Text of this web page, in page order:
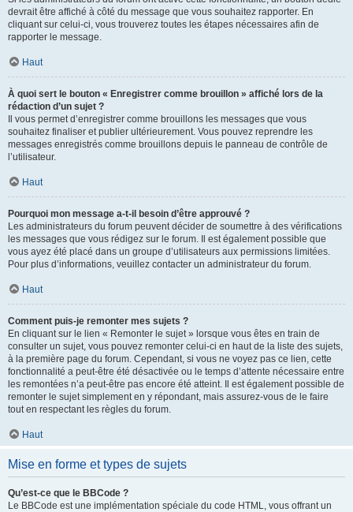
devrait être affiché à côté du message que vous souhaitez rapporter. En
cliquant sur celui-ci, vous trouverez toutes les étapes nécessaires afin de
rapporter le message.
Haut
À quoi sert le bouton « Enregistrer comme brouillon » affiché lors de la
rédaction d’un sujet ?
Il vous permet d’enregistrer comme brouillons les messages que vous
souhaitez finaliser et publier ultérieurement. Vous pouvez reprendre les
messages enregistrés comme brouillons depuis le panneau de contrôle de
l’utilisateur.
Haut
Pourquoi mon message a-t-il besoin d’être approuvé ?
Les administrateurs du forum peuvent décider de soumettre à des vérifications
les messages que vous rédigez sur le forum. Il est également possible que
vous ayez été placé dans un groupe d’utilisateurs aux permissions limitées.
Pour plus d’informations, veuillez contacter un administrateur du forum.
Haut
Comment puis-je remonter mes sujets ?
En cliquant sur le lien « Remonter le sujet » lorsque vous êtes en train de
consulter un sujet, vous pouvez remonter celui-ci en haut de la liste des sujets,
à la première page du forum. Cependant, si vous ne voyez pas ce lien, cette
fonctionnalité a peut-être été désactivée ou le temps d’attente nécessaire entre
les remontées n’a peut-être pas encore été atteint. Il est également possible de
remonter le sujet simplement en y répondant, mais assurez-vous de le faire
tout en respectant les règles du forum.
Haut
Mise en forme et types de sujets
Qu’est-ce que le BBCode ?
Le BBCode est une implémentation spéciale du code HTML, vous offrant un